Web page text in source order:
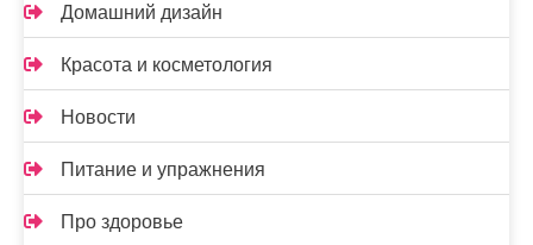
Домашний дизайн
Красота и косметология
Новости
Питание и упражнения
Про здоровье